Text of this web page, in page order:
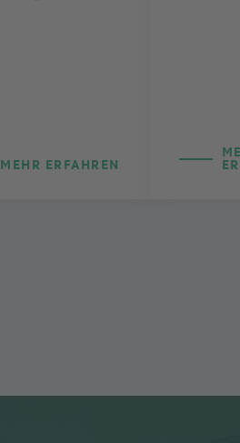
MEHR ERFAHREN